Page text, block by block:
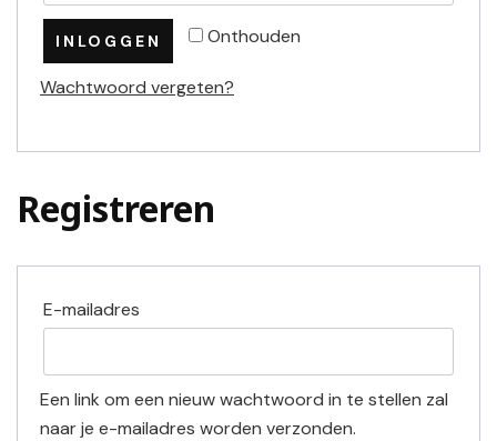
Onthouden
INLOGGEN
Wachtwoord vergeten?
Registreren
E-mailadres
Een link om een nieuw wachtwoord in te stellen zal
naar je e-mailadres worden verzonden.